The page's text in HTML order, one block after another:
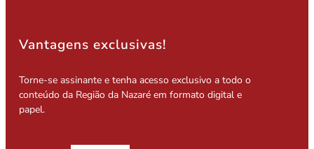
Vantagens exclusivas!
Torne-se assinante e tenha acesso exclusivo a todo o
conteúdo da Região da Nazaré em formato digital e
papel.